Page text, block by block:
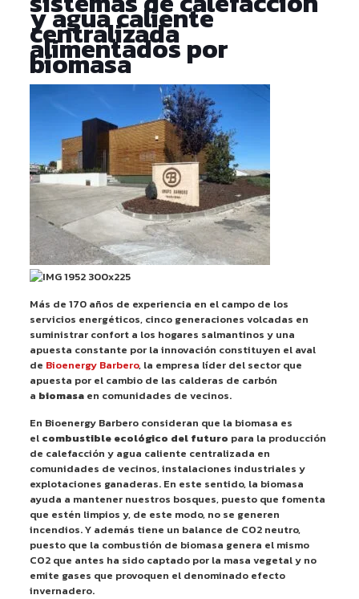
y agua caliente
centralizada
alimentados por
biomasa
Más de 170 años de experiencia en el campo de los
servicios energéticos, cinco generaciones volcadas en
suministrar confort a los hogares salmantinos y una
apuesta constante por la innovación constituyen el aval
de Bioenergy Barbero, la empresa líder del sector que
apuesta por el cambio de las calderas de carbón
a biomasa en comunidades de vecinos.
En Bioenergy Barbero consideran que la biomasa es
el combustible ecológico del futuro para la producción
de calefacción y agua caliente centralizada en
comunidades de vecinos, instalaciones industriales y
explotaciones ganaderas. En este sentido, la biomasa
ayuda a mantener nuestros bosques, puesto que fomenta
que estén limpios y, de este modo, no se generen
incendios. Y además tiene un balance de CO2 neutro,
puesto que la combustión de biomasa genera el mismo
CO2 que antes ha sido captado por la masa vegetal y no
emite gases que provoquen el denominado efecto
invernadero.